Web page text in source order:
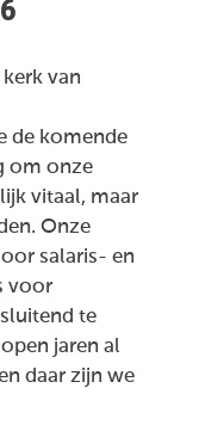
van
de komende
om onze
vitaal, maar
Onze
salaris- en
voor
te
jaren al
daar zijn we